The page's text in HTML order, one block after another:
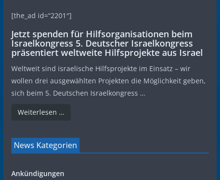
[the_ad id=“2201″]
Jetzt spenden für Hilfsorganisationen beim
Israelkongress 5. Deutscher Israelkongress
präsentiert weltweite Hilfsprojekte aus Israel
Weltweit sind israelische Hilfsprojekte im Einsatz – wir
wollen drei ausgewählten Projekten die Möglichkeit geben,
sich beim 5. Deutschen Israelkongress …
Weiterlesen …
News Kategorien
Ankündigungen